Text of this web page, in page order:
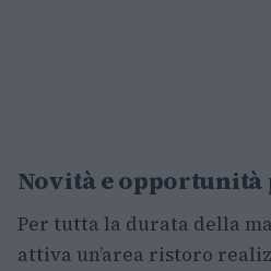
Novità e opportunità
Per tutta la durata della
attiva un’area ristoro